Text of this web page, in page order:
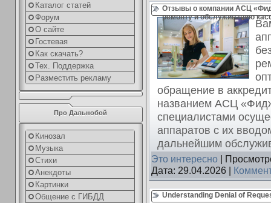
Каталог статей
Форум
О сайте
Гостевая
Как скачать?
Тех. Поддержка
Разместить рекламу
Про Дальнобой
Кинозал
Музыка
Стихи
Анекдоты
Картинки
Общение с ГИБДД
Отзывы о компании АСЦ
ремонту и обслуживанию
обращение в
названием АСЦ
специалистами
аппаратов с их
дальнейшим
Это интересно|
Дата: 29.04.2026|
Understanding Denial of